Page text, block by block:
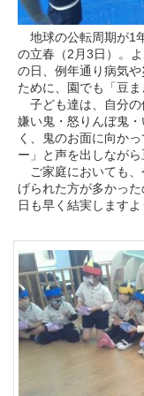
地球の公転周期が1
の立春（2月3日）。
の日、例年通り病気
ために、園でも「豆ま
子ども達は、自分の
嫌い鬼・怒りんぼ鬼
く、鬼のお面に向か
ー」と声を出しながら
ご家庭においても、
げられた方が多かっ
日も早く結実しますよ